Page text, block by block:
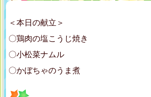
＜本日の献立＞
〇鶏肉の塩こうじ焼き
〇小松菜ナムル
〇かぼちゃのうま煮